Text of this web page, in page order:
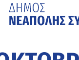
κυρίως